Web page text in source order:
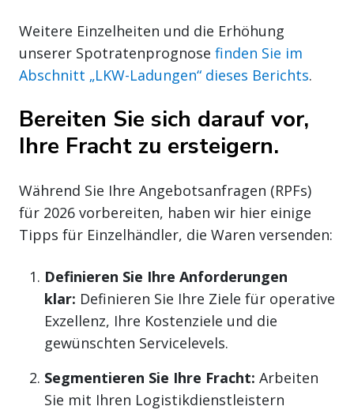
Weitere Einzelheiten und die Erhöhung
unserer Spotratenprognose finden Sie im
Abschnitt „LKW-Ladungen“ dieses Berichts.
Bereiten Sie sich darauf vor,
Ihre Fracht zu ersteigern.
Während Sie Ihre Angebotsanfragen (RPFs)
für 2026 vorbereiten, haben wir hier einige
Tipps für Einzelhändler, die Waren versenden:
Definieren Sie Ihre Anforderungen
klar: Definieren Sie Ihre Ziele für operative
Exzellenz, Ihre Kostenziele und die
gewünschten Servicelevels.
Segmentieren Sie Ihre Fracht: Arbeiten
Sie mit Ihren Logistikdienstleistern